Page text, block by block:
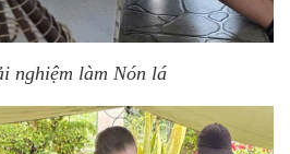
nghiệm làm Nón lá